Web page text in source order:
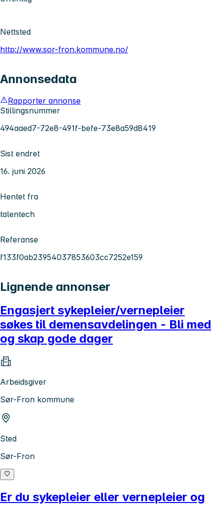
Nettsted
http://www.sor-fron.kommune.no/
Annonsedata
Rapporter annonse
Stillingsnummer
494aaed7-72e8-491f-befe-73e8a59d8419
Sist endret
16. juni 2026
Hentet fra
talentech
Referanse
f133f0ab23954037853603cc7252e159
Lignende annonser
Engasjert sykepleier/vernepleier
søkes til demensavdelingen - Bli med
og skap gode dager
Arbeidsgiver
Sør-Fron kommune
Sted
Sør-Fron
Er du sykepleier eller vernepleier og